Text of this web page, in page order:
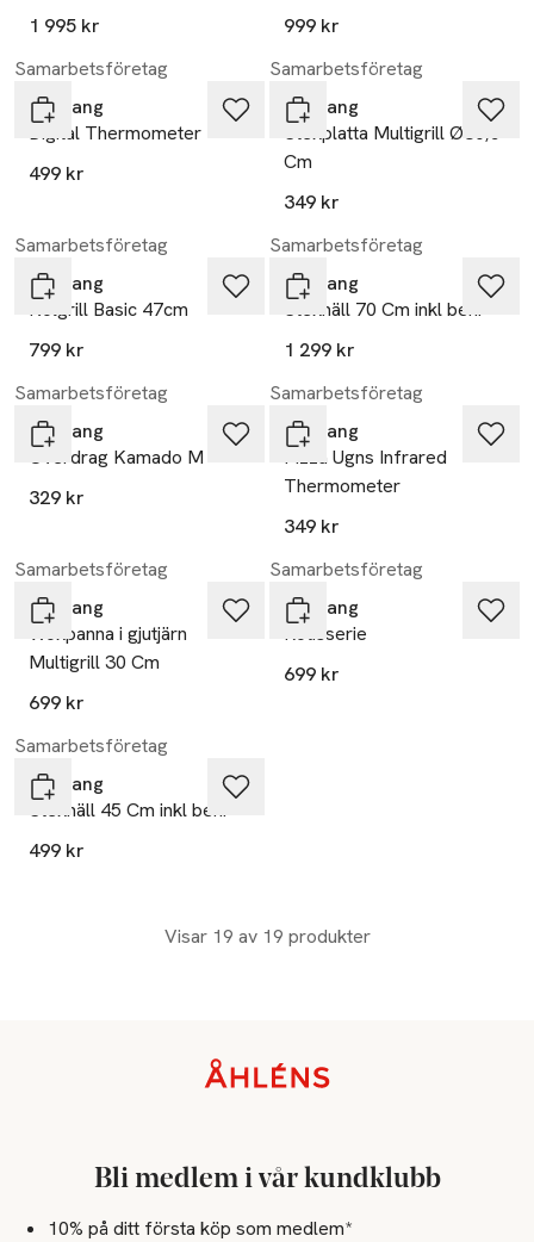
1 995 kr
999 kr
Samarbetsföretag
Mustang
Digital Thermometer
499 kr
Samarbetsföretag
Mustang
Stekplatta Multigrill Ø30,5
Cm
349 kr
Samarbetsföretag
Mustang
Kolgrill Basic 47cm
799 kr
Samarbetsföretag
Mustang
Stekhäll 70 Cm inkl ben.
1 299 kr
Samarbetsföretag
Mustang
Överdrag Kamado M
329 kr
Samarbetsföretag
Mustang
Pizza Ugns Infrared
Thermometer
349 kr
Samarbetsföretag
Mustang
Wokpanna i gjutjärn
Multigrill 30 Cm
699 kr
Samarbetsföretag
Mustang
Rotisserie
699 kr
Samarbetsföretag
Mustang
Stekhäll 45 Cm inkl ben.
499 kr
Visar 19 av 19 produkter
Bli medlem i vår kundklubb
10% på ditt första köp som medlem*